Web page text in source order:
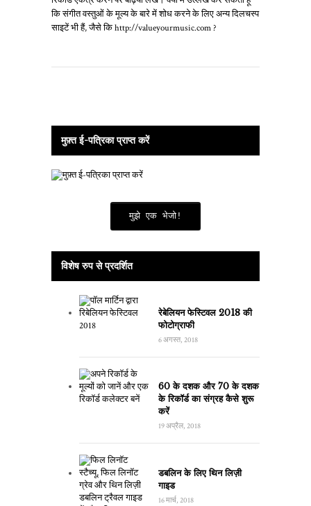
कि संगीत वस्तुओं के मूल्य के बारे में शोध करने के लिए अन्य दिलचस्प
साइटें भी हैं, जैसे कि http://valueyourmusic.com ?
मुफ़्त ई-पत्रिका प्राप्त करें
मुझे एक भेजो!
विशेष रुप से प्रदर्शित
रेबेलियन फेस्टिवल 2018 की
फोटोग्राफी
6 अगस्त, 2018
60 के दशक और 70 के दशक
के रिकॉर्ड का संग्रह कैसे शुरू
करें
19 अप्रैल, 2018
डबलिन के लिए थिन लिज़ी
गाइड
16 मार्च, 2018